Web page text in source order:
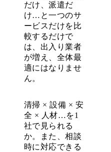
だけ、派遣だ
け…と一つのサ
ービスだけを比
較するだけで
は、出入り業者
が増え、全体最
適にはなりませ
ん。
清掃 × 設備 × 安
全 × 人材…を1
社で見られる
か。また、相談
時に対応できる